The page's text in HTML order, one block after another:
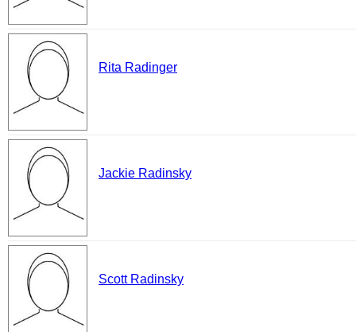
Rita Radinger
Jackie Radinsky
Scott Radinsky